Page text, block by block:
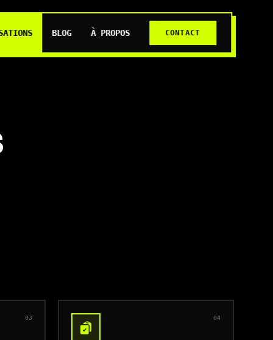
BLOG À PROPOS CONTACT
03 04